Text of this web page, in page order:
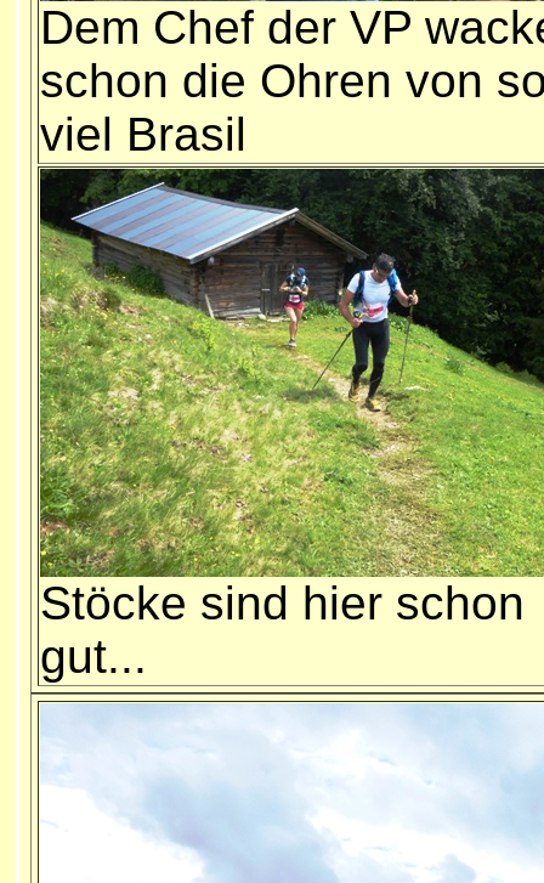
Dem Chef der VP
schon die Ohren von
viel Brasil
Stöcke sind hier schon
gut...